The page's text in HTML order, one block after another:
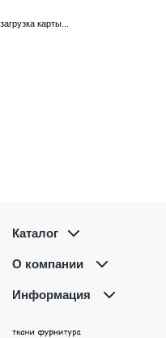
загрузка карты...
Каталог
О компании
Информация